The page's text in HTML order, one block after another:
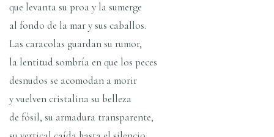
que levanta su proa y la sumerge
al fondo de la mar y sus caballos.
Las caracolas guardan su rumor,
la lentitud sombrí­a en que los peces
desnudos se acomodan a morir
y vuelven cristalina su belleza
de fósil, su armadura transparente,